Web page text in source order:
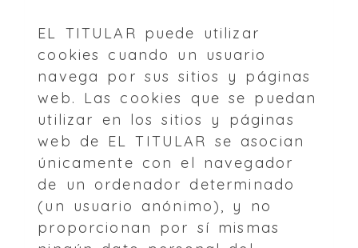
EL TITULAR puede utilizar
cookies cuando un usuario
navega por sus sitios y páginas
web. Las cookies que se puedan
utilizar en los sitios y páginas
web de EL TITULAR se asocian
únicamente con el navegador
de un ordenador determinado
(un usuario anónimo), y no
proporcionan por sí mismas